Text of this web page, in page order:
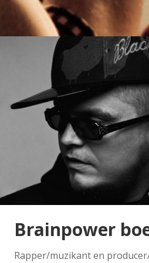
Brainpower
Rapper/muzikant en